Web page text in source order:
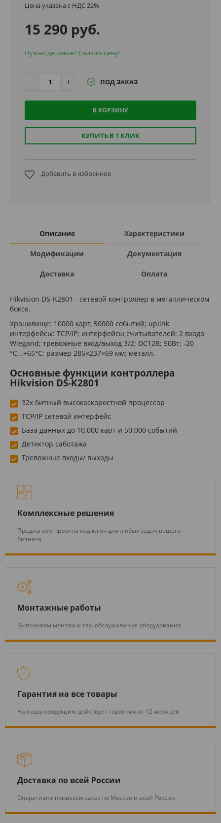
Цена указана с НДС 22%
15 290 руб.
Нужно дешевле? Снизим цену!
ПОД ЗАКАЗ
В КОРЗИНУ
КУПИТЬ В 1 КЛИК
Добавить в избранное
Описание Характеристики
Модификации Документация
Доставка Оплата
Hikvision DS-K2801 - сетевой контроллер в металлическом
боксе.
Хранилище: 10000 карт, 50000 событий; uplink
интерфейсы: TCP/IP; интерфейсы считывателей: 2 входа
Wiegand; тревожные вход/выход 3/2; DC12В; 50Вт; -20
°C...+65°C; размер 285×237×69 мм; металл.
Основные функции контроллера
Hikvision DS-K2801
32х битный высокоскоростной процессор
TCP/IP сетевой интерфейс
База данных до 10.000 карт и 50.000 событий
Детектор саботажа
Тревожные входы/ выходы
Комплексные решения
Предлагаем проекты под ключ для любых задач вашего
бизнеса
Монтажные работы
Выполняем монтаж и тех. обслуживание оборудования
Гарантия на все товары
На нашу продукцию действует гарантия от 12 месяцев
Доставка по всей России
Оперативно привезем заказ по Москве и всей России